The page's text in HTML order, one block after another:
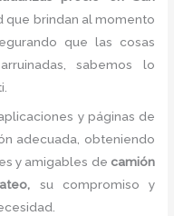
que brindan al momento
que las cosas
sabemos lo
y páginas de
adecuada, obteniendo
y amigables de camión
su compromiso y